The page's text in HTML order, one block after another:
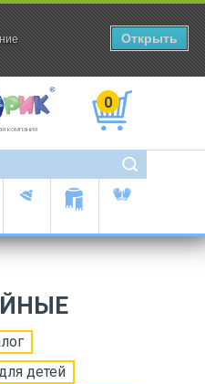
компания
0
детей
Открыть